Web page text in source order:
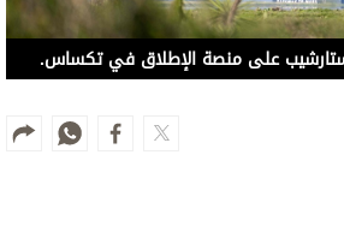
عملية لإطلاق صاروخها الثاني
من ولاية تكساس الأميركية